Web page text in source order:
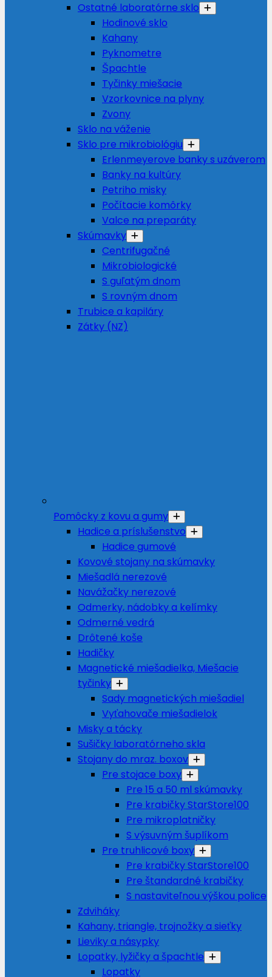
Ostatné laboratórne sklo
Hodinové sklo
Kahany
Pyknometre
Špachtle
Tyčinky miešacie
Vzorkovnice na plyny
Zvony
Sklo na váženie
Sklo pre mikrobiológiu
Erlenmeyerove banky s uzáverom
Banky na kultúry
Petriho misky
Počítacie komôrky
Valce na preparáty
Skúmavky
Centrifugačné
Mikrobiologické
S guľatým dnom
S rovným dnom
Trubice a kapiláry
Zátky (NZ)
Pomôcky z kovu a gumy
Hadice a príslušenstvo
Hadice gumové
Kovové stojany na skúmavky
Miešadlá nerezové
Navážačky nerezové
Odmerky, nádobky a kelímky
Odmerné vedrá
Drôtené koše
Hadičky
Magnetické miešadielka, Miešacie
tyčinky
Sady magnetických miešadiel
Vyťahovače miešadielok
Misky a tácky
Sušičky laboratórneho skla
Stojany do mraz. boxov
Pre stojace boxy
Pre 15 a 50 ml skúmavky
Pre krabičky StarStore100
Pre mikroplatničky
S výsuvným šuplíkom
Pre truhlicové boxy
Pre krabičky StarStore100
Pre štandardné krabičky
S nastaviteľnou výškou police
Zdviháky
Kahany, triangle, trojnožky a sieťky
Lieviky a násypky
Lopatky, lyžičky a špachtle
Lopatky